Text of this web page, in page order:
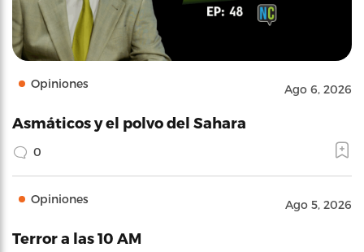
Opiniones Ago 6, 2026
Asmáticos y el polvo del Sahara
0
Opiniones Ago 5, 2026
Terror a las 10 AM